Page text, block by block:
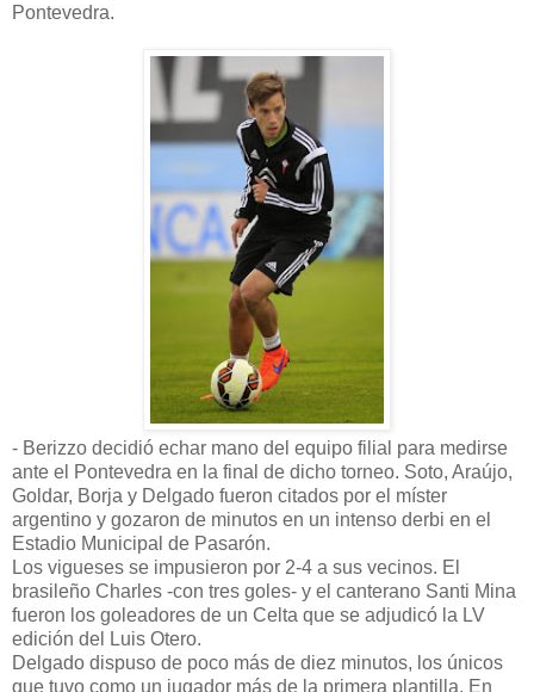
Pontevedra.
- Berizzo decidió echar mano del equipo filial para medirse
ante el Pontevedra en la final de dicho torneo. Soto, Araújo,
Goldar, Borja y Delgado fueron citados por el míster
argentino y gozaron de minutos en un intenso derbi en el
Estadio Municipal de Pasarón.
Los vigueses se impusieron por 2-4 a sus vecinos. El
brasileño Charles -con tres goles- y el canterano Santi Mina
fueron los goleadores de un Celta que se adjudicó la LV
edición del Luis Otero.
Delgado dispuso de poco más de diez minutos, los únicos
que tuvo como un jugador más de la primera plantilla. En